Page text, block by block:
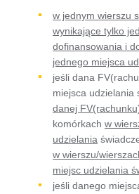
w jednym wierszu
wynikające tylko
dofinansowania i
jednego miejsca
jeśli dana
miejsca udzielania
danej
komórkach w
udzielania
w wierszu/
miejsc udzielania
jeśli danego